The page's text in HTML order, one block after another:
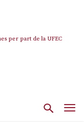
per part de la UFEC